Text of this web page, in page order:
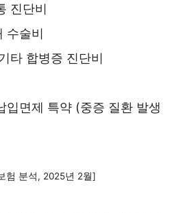
진단비
수술비
타 합병증 진단비
입면제 특약 (중증 질환 발생
험 분석, 2025년 2월]